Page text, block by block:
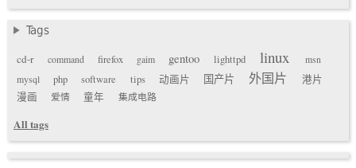
Tags
cd-r
command firefox gaim gentoo lighttpd linux
msn
mysql
php software tips 动画片 国产片 外国片
港片
漫画
爱情 童年 集成电路
All tags